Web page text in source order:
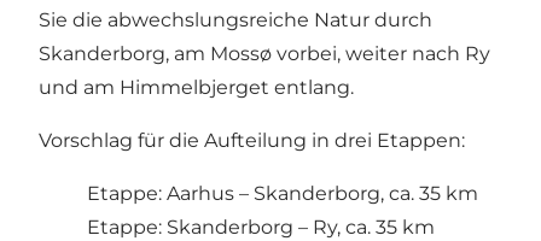
Sie die abwechslungsreiche Natur durch
Skanderborg, am Mossø vorbei, weiter nach Ry
und am Himmelbjerget entlang.
Vorschlag für die Aufteilung in drei Etappen:
Etappe: Aarhus – Skanderborg, ca. 35 km
Etappe: Skanderborg – Ry, ca. 35 km